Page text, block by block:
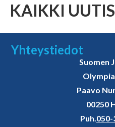
KAIKKI
Yhteystiedot
Suomen
Paavo
00250
Puh.050-